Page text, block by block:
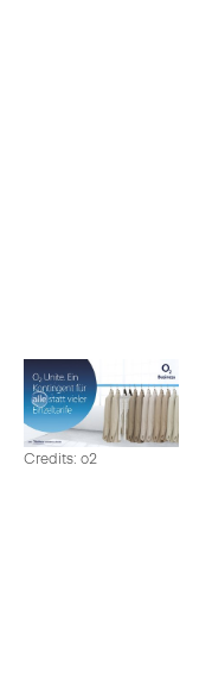
Credits: o2